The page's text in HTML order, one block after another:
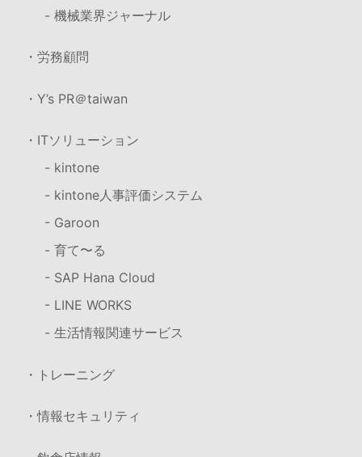
- 機械業界ジャーナル
・労務顧問
・Y’s PR＠taiwan
・ITソリューション
- kintone
- kintone人事評価システム
- Garoon
- 育て〜る
- SAP Hana Cloud
- LINE WORKS
- 生活情報関連サービス
・トレーニング
・情報セキュリティ